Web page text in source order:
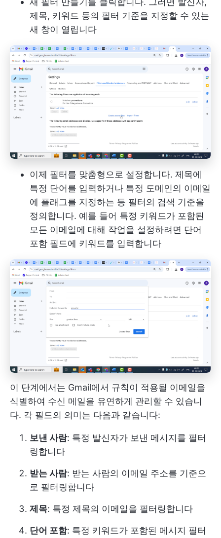
제목, 키워드 등의 필터 기준을 지정할 수 있는
새 창이 열립니다
이제 필터를 맞춤형으로 설정합니다. 제목에
특정 단어를 입력하거나 특정 도메인의 이메일
에 플래그를 지정하는 등 필터의 검색 기준을
정의합니다. 예를 들어 특정 키워드가 포함된
모든 이메일에 대해 작업을 설정하려면 단어
포함 필드에 키워드를 입력합니다
이 단계에서는 Gmail에서 규칙이 적용될 이메일을
식별하여 수신 메일을 유연하게 관리할 수 있습니
다. 각 필드의 의미는 다음과 같습니다:
보낸 사람: 특정 발신자가 보낸 메시지를 필터
링합니다
받는 사람: 받는 사람의 이메일 주소를 기준으
로 필터링합니다
제목: 특정 제목의 이메일을 필터링합니다
단어 포함: 특정 키워드가 포함된 메시지 필터